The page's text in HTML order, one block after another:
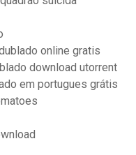
online gratis
download utorrent
em portugues grátis